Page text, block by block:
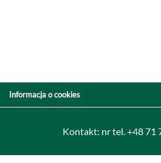
Informacja o cookies
Kontakt: nr tel. +48 71